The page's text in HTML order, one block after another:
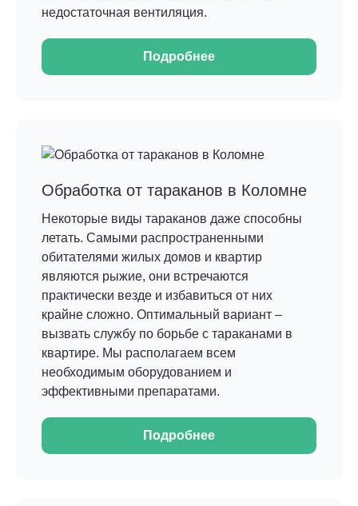
недостаточная вентиляция.
Подробнее
Обработка от тараканов в Коломне
Некоторые виды тараканов даже способны
летать. Самыми распространенными
обитателями жилых домов и квартир
являются рыжие, они встречаются
практически везде и избавиться от них
крайне сложно. Оптимальный вариант –
вызвать службу по борьбе с тараканами в
квартире. Мы располагаем всем
необходимым оборудованием и
эффективными препаратами.
Подробнее